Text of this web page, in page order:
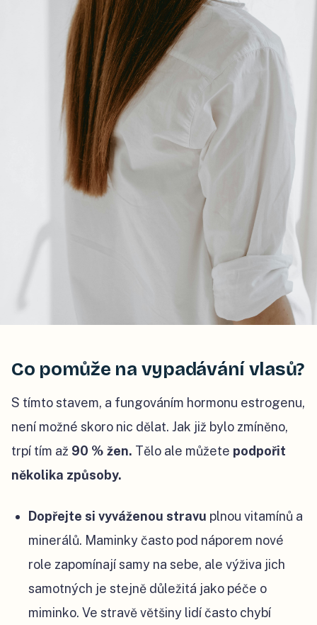
Co pomůže na vypadávání vlasů?
S tímto stavem, a fungováním hormonu estrogenu,
není možné skoro nic dělat. Jak již bylo zmíněno,
trpí tím až 90 % žen. Tělo ale můžete podpořit
několika způsoby.
Dopřejte si vyváženou stravu plnou vitamínů a
minerálů. Maminky často pod náporem nové
role zapomínají samy na sebe, ale výživa jich
samotných je stejně důležitá jako péče o
miminko. Ve stravě většiny lidí často chybí